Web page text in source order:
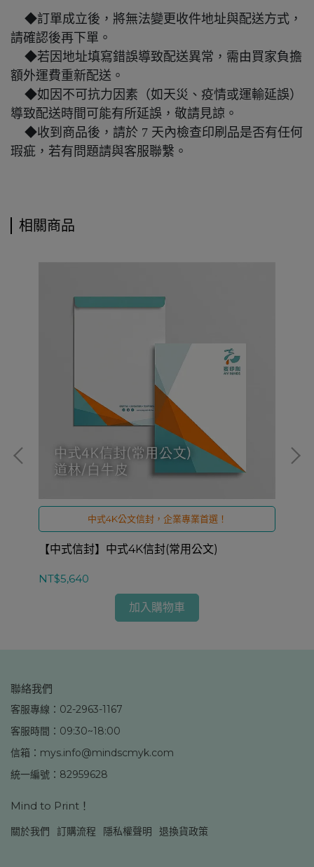
◆訂單成立後，將無法變更收件地址與配送方式，
請確認後再下單。
◆若因地址填寫錯誤導致配送異常，需由買家負擔
額外運費重新配送。
◆如因不可抗力因素（如天災、疫情或運輸延誤）
導致配送時間可能有所延誤，敬請見諒。
◆收到商品後，請於 7 天內檢查印刷品是否有任何
瑕疵，若有問題請與客服聯繫。
相關商品
中式4K公文信封，企業專業首選！
【中式信封】中式4K信封(常用公文)
NT$5,640
加入購物車
聯絡我們
客服專線：02-2963-1167
客服時間：09:30~18:00
信箱：mys.info@mindscmyk.com
統一編號：82959628
Mind to Print！
關於我們 訂購流程 隱私權聲明 退換貨政策